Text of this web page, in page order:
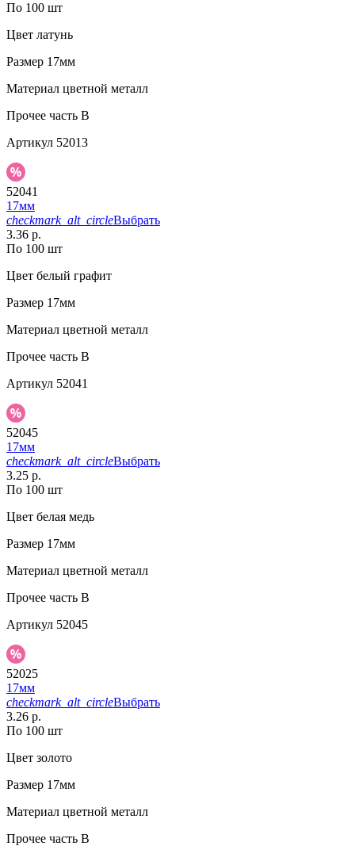
По 100 шт
Цвет латунь
Размер 17мм
Материал цветной металл
Прочее часть В
Артикул 52013
52041
17мм
checkmark_alt_circleВыбрать
3.36 р.
По 100 шт
Цвет белый графит
Размер 17мм
Материал цветной металл
Прочее часть B
Артикул 52041
52045
17мм
checkmark_alt_circleВыбрать
3.25 р.
По 100 шт
Цвет белая медь
Размер 17мм
Материал цветной металл
Прочее часть B
Артикул 52045
52025
17мм
checkmark_alt_circleВыбрать
3.26 р.
По 100 шт
Цвет золото
Размер 17мм
Материал цветной металл
Прочее часть B